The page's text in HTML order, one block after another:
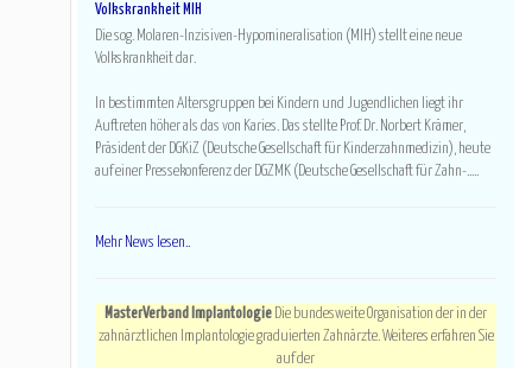
Volkskrankheit MIH
Die sog. Molaren-Inzisiven-Hypomineralisation (MIH) stellt eine neue
Volkskrankheit dar.
In bestimmten Altersgruppen bei Kindern und Jugendlichen liegt ihr
Auftreten höher als das von Karies. Das stellte Prof. Dr. Norbert Krämer,
Präsident der DGKiZ (Deutsche Gesellschaft für Kinderzahnmedizin), heute
auf einer Pressekonferenz der DGZMK (Deutsche Gesellschaft für Zahn-.....
Mehr News lesen..
MasterVerband Implantologie Die bundesweite Organisation der in der
zahnärztlichen Implantologie graduierten Zahnärzte. Weiteres erfahren Sie
auf der